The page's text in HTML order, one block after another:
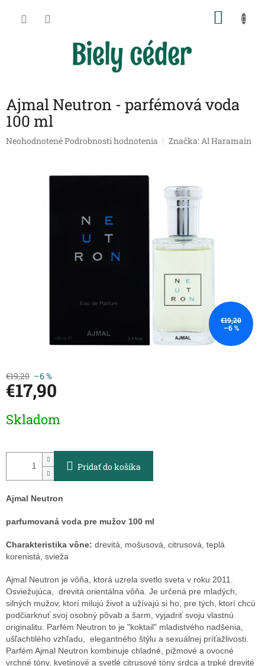
Ajmal Neutron - parfémová voda
100 ml
Priemerné
NeohodnotenéPodrobnosti hodnotenia Značka:Al Haramain
€19,20
–6 %
€19,20 –6 %
€17,90
cena:
Skladom
Pridať do košíka
Ajmal Neutron
parfumovaná voda pre mužov 100 ml
Charakteristika vône: drevitá, mošusová, citrusová, teplá
korenistá, svieža
Ajmal Neutron je vôňa, ktorá uzrela svetlo sveta v roku 2011.
Osviežujúca, drevitá orientálna vôňa. Je určená pre mladých,
silných mužov, ktorí milujú život a užívajú si ho, pre tých, ktorí chcú
podčiarknuť svoj osobný pôvab a šarm, vyjadriť svoju vlastnú
originalitu. Parfém Neutron to je "koktail" mladistvého nadšenia,
ušľachtilého vzhľadu, elegantného štýlu a sexuálnej príťažlivosti.
Parfém Ajmal Neutron kombinuje chladné, pižmové a ovocné
vrchné tóny, kvetinové a svetlé citrusové tóny srdca a trpké drevité